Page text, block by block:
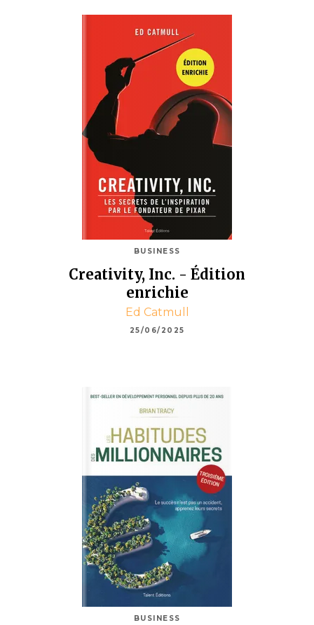
BUSINESS
Creativity, Inc. - Édition
enrichie
Ed Catmull
25/06/2025
BUSINESS